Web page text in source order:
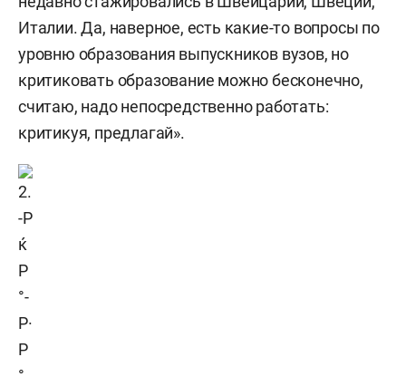
Италии. Да, наверное, есть какие-то вопросы по
уровню образования выпускников вузов, но
критиковать образование можно бесконечно,
считаю, надо непосредственно работать:
критикуя, предлагай».